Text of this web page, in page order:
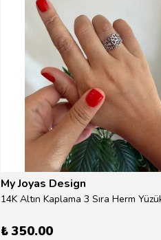
My Joyas Design
14K Altın Kaplama 3 Sıra Herm
₺ 350.00